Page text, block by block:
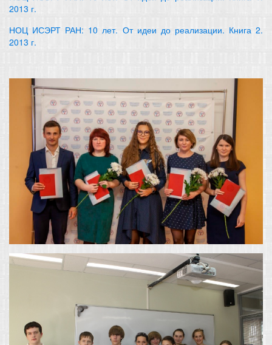
2013 г.
НОЦ ИСЭРТ РАН: 10 лет. От идеи до реализации. Книга 2.
2013 г.